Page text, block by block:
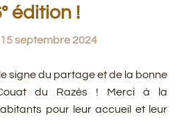
édition !
15 septembre 2024
signe du partage et de la bonne
du Razès ! Merci à la
pour leur accueil et leur